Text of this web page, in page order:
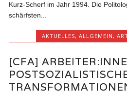
Kurz-Scherf im Jahr 1994. Die
schärfsten...
AKTUELLES, ALLGEMEIN,
[CFA]